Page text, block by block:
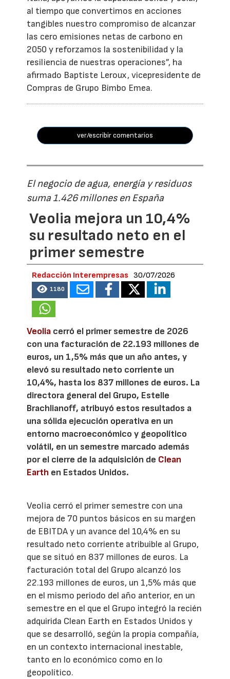
al tiempo que convertimos en acciones
tangibles nuestro compromiso de alcanzar
las cero emisiones netas de carbono en
2050 y reforzamos la sostenibilidad y la
resiliencia de nuestras operaciones”, ha
afirmado Baptiste Leroux, vicepresidente de
Compras de Grupo Bimbo Emea.
ver/escribir comentarios
El negocio de agua, energía y residuos
suma 1.426 millones en España
Veolia mejora un 10,4%
su resultado neto en el
primer semestre
Redacción Interempresas 30/07/2026
1180
Veolia cerró el primer semestre de 2026
con una facturación de 22.193 millones de
euros, un 1,5% más que un año antes, y
elevó su resultado neto corriente un
10,4%, hasta los 837 millones de euros. La
directora general del Grupo, Estelle
Brachlianoff, atribuyó estos resultados a
una sólida ejecución operativa en un
entorno macroeconómico y geopolítico
volátil, en un semestre marcado además
por el cierre de la adquisición de Clean
Earth en Estados Unidos.
Veolia cerró el primer semestre con una
mejora de 70 puntos básicos en su margen
de EBITDA y un avance del 10,4% en su
resultado neto corriente atribuible al Grupo,
que se situó en 837 millones de euros. La
facturación total del Grupo alcanzó los
22.193 millones de euros, un 1,5% más que
en el mismo periodo del año anterior, en un
semestre en el que el Grupo integró la recién
adquirida Clean Earth en Estados Unidos y
que se desarrolló, según la propia compañía,
en un contexto internacional inestable,
tanto en lo económico como en lo
geopolítico.